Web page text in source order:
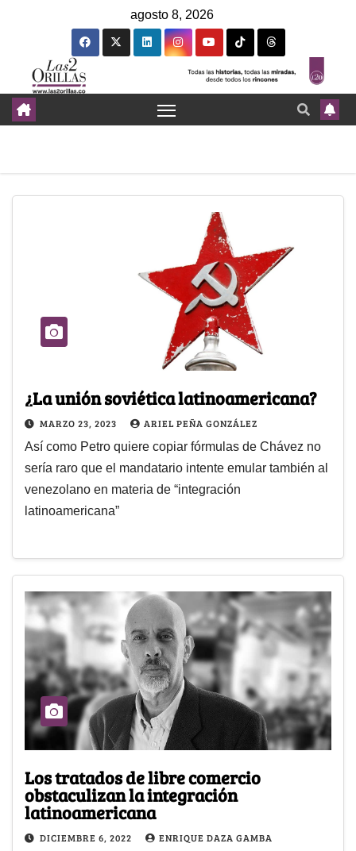
agosto 8, 2026
¿La unión soviética latinoamericana?
MARZO 23, 2023 ARIEL PEÑA GONZÁLEZ
Así como Petro quiere copiar fórmulas de Chávez no
sería raro que el mandatario intente emular también al
venezolano en materia de “integración
latinoamericana”
Los tratados de libre comercio
obstaculizan la integración
latinoamericana
DICIEMBRE 6, 2022 ENRIQUE DAZA GAMBA